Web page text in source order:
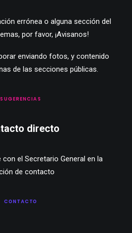
errónea o alguna sección del
por favor, ¡Avisanos!
enviando fotos, y contenido
de las secciones públicas.
SUGERENCIAS
directo
el Secretario General en la
de contacto
CONTACTO